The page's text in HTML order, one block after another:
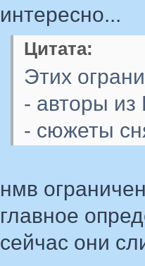
интересно...
Цитата:
Этих
- авторы из
- сюжеты
нмв
главное
сейчас они